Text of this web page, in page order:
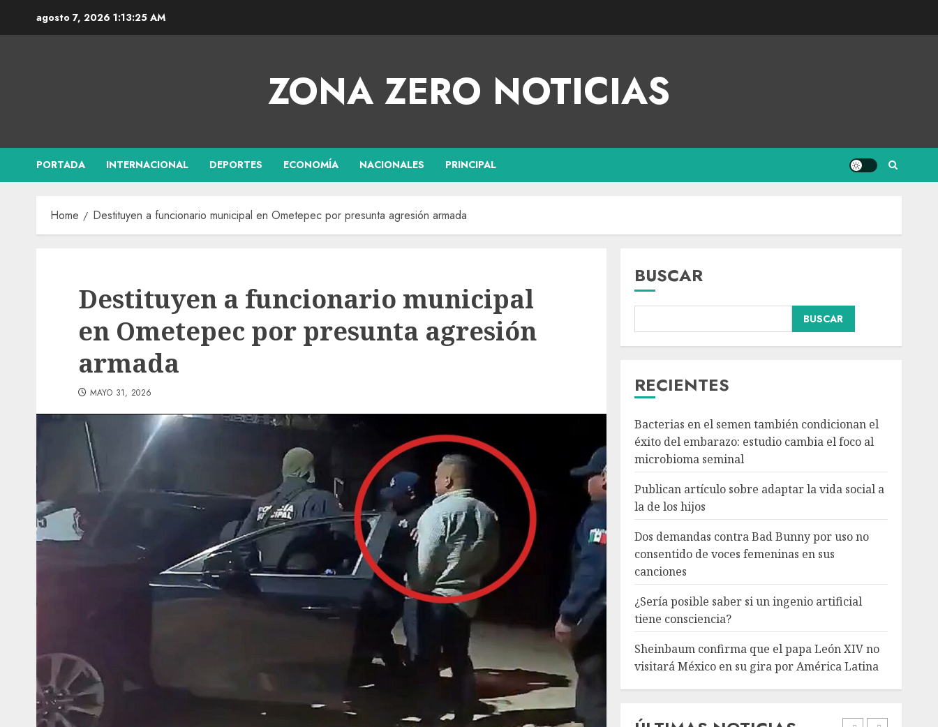
agosto 7, 2026 1:13:26 AM
ZONA ZERO NOTICIAS
PORTADA INTERNACIONAL DEPORTES ECONOMÍA NACIONALES PRINCIPAL
Home Destituyen a funcionario municipal en Ometepec por presunta agresión armada
Destituyen a funcionario municipal
en Ometepec por presunta agresión
armada
MAYO 31, 2026
BUSCAR
BUSCAR
RECIENTES
Bacterias en el semen también condicionan el
éxito del embarazo: estudio cambia el foco al
microbioma seminal
Publican artículo sobre adaptar la vida social a
la de los hijos
Dos demandas contra Bad Bunny por uso no
consentido de voces femeninas en sus
canciones
¿Sería posible saber si un ingenio artificial
tiene consciencia?
Sheinbaum confirma que el papa León XIV no
visitará México en su gira por América Latina
Dos demandas contra
Bad Bunny por uso no
4
¿Sería posible saber si un
ingenio artificial tiene
consciencia?
5
Sheinbaum confirma que
visitará México en su
gira por América Latina
Bacterias en el semen
también condicionan el
éxito del embarazo:
microbioma seminal